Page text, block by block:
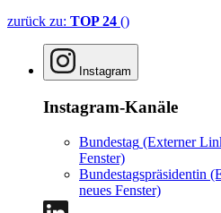
zurück zu: TOP 24 ()
Instagram
Instagram-Kanäle
Bundestag (Externer
Fenster)
Bundestagspräsidentin
neues Fenster)